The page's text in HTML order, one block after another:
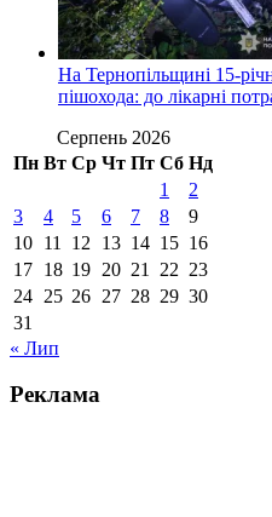
На Тернопільщині 15-
пішохода: до лікарні
Серпень 2026
Пн Вт Ср Чт Пт Сб Нд
1
2
3
4 5 6 7 8
9
10 11 12 13 14 15 16
17 18 19 20 21 22 23
24 25 26 27 28 29 30
31
« Лип
Реклама